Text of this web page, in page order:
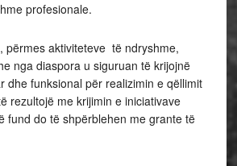
profesionale.
përmes aktiviteteve të ndryshme,
nga diaspora u siguruan të krijojnë
dhe funksional për realizimin e qëllimit
rezultojë me krijimin e iniciativave
fund do të shpërblehen me grante të